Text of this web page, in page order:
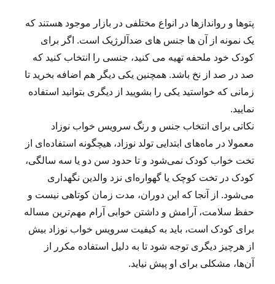
پتوها و رواندازها در انواع مختلفی در بازار موجود هستند که
یک نمونه از آن ها جنس های ضدآلرژیک است. اگر برای
کودک خود ملحفه تهیه می کنید، جنسی را انتخاب کنید که
صد در صد از نخ باشد. همچنین یکی دیگر هم اضافه بخرید تا
زمانی که خواستید یکی را بشویید از دیگری بتوانید استفاده
نمایید.
نکاتی برای انتخاب جنس و رنگ سرویس خواب نوزاد
معمولا در ماه‌های ابتدایی تولد نوزاد، هیچگونه استفاده‌ای از
تخت خواب کودک نمی‌شود و تا حدود سن دو یا سه سالگی،
کودک در تخت کوچک یا گهواره‌ای نزد والدین نگهداری
می‌شود. از آنجا که این دوران، مدت زمان کوتاهی نیست و
حفظ سلامت، آرامش و داشتن خوابی آرام مهم‌ترین مساله
برای کودک است، باید به کیفیت سرویس خواب نوزاد بیش
از هرچیز دیگری توجه شود تا به دلیل استفاده مکرر از
آن‌ها، مشکلی برای او پیش نیاید.